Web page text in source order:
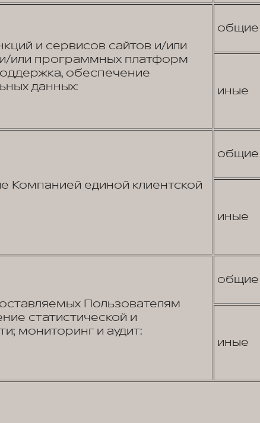
и сервисов сайтов и/или
или программных платформ
обеспечение
данных:
общие
иные
Компанией единой клиентской
общие
иные
Пользователям
статистической и
мониторинг и аудит:
общие
иные